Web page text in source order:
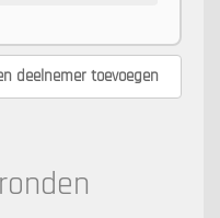
deelnemer toevoegen